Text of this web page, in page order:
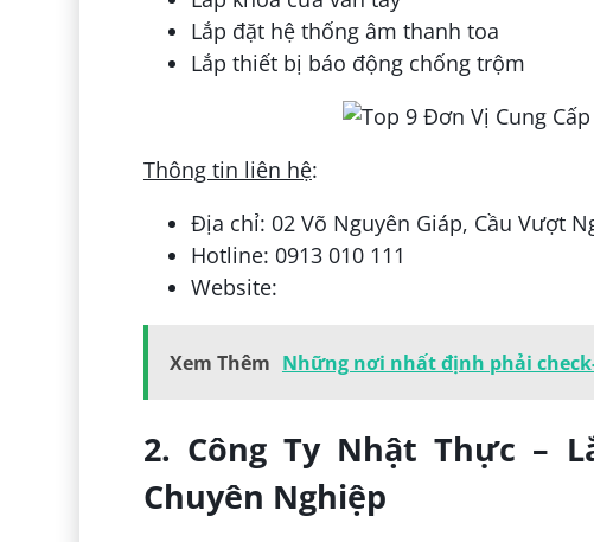
Lắp đặt hệ thống âm thanh toa
Lắp thiết bị báo động chống trộm
Thông tin liên hệ:
Địa chỉ: 02 Võ Nguyên Giáp, Cầu Vượt
Hotline: 0913 010 111
Website:
Xem Thêm Những nơi nhất định phải
2. Công Ty Nhật Thực –
Chuyên Nghiệp